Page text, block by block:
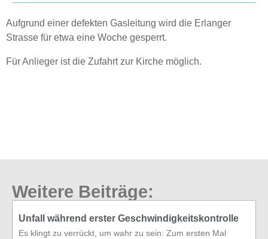
Aufgrund einer defekten Gasleitung wird die Erlanger
Strasse für etwa eine Woche gesperrt.
Für Anlieger ist die Zufahrt zur Kirche möglich.
Weitere Beiträge:
Unfall während erster Geschwindigkeitskontrolle
Es klingt zu verrückt, um wahr zu sein: Zum ersten Mal